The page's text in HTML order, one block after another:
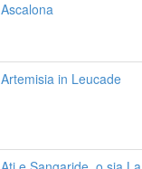
Ascalona
Artemisia in Leucade